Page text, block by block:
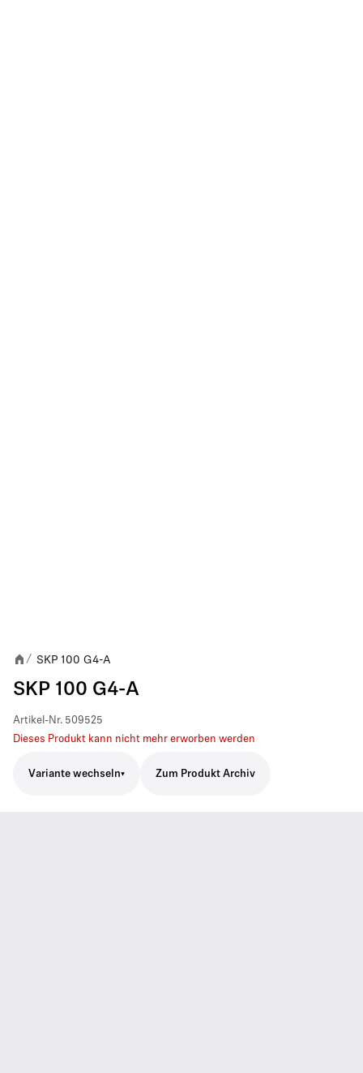
/ SKP 100 G4-A
SKP 100 G4-A
Artikel-Nr. 509525
Dieses Produkt kann nicht mehr erworben werden
Variante wechseln Zum Produkt Archiv